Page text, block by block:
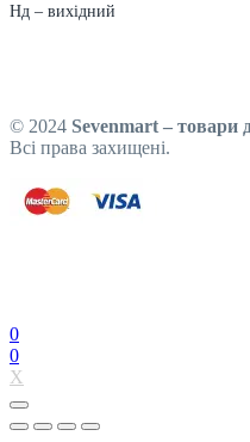
Нд – вихідний
© 2024 Sevenmart – товари
Всі права захищені.
0
0
X